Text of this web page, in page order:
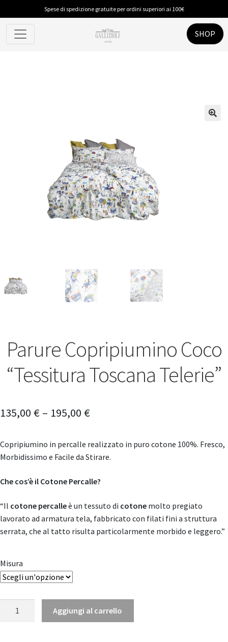
Spese di spedizione gratuite per ordini superiori ai 100€
SHOP
Parure Copripiumino Coco
“Tessitura Toscana Telerie”
135,00 € – 195,00 €
Copripiumino in percalle realizzato in puro cotone 100%. Fresco,
Morbidissimo e Facile da Stirare.
Che cos’è il Cotone Percalle?
“Il cotone percalleè un tessuto di cotone molto pregiato
lavorato ad armatura tela, fabbricato con filati fini a struttura
serrata, che al tatto risulta particolarmente morbido e leggero.”
Misura
Aggiungi al carrello